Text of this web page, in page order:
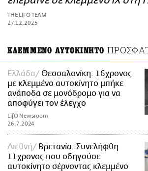
ΑΜΠΑ
PRINT
THE LIFO TEAM
27.12.2025
ΚΛΕΜΜΕΝΟ ΑΥΤΟΚΙΝΗΤΟ
Ελλάδα
Θεσσαλονίκη: 16χρονος
με κλεμμένο αυτοκίνητο μπήκε
ανάποδα σε μονόδρομο για να
αποφύγει τον έλεγχο
LifO Newsroom
26.7.2024
Διεθνή
Βρετανία: Συνελήφθη
11χρονος που οδηγούσε
αυτοκίνητο σέρνοντας κλεμμένο